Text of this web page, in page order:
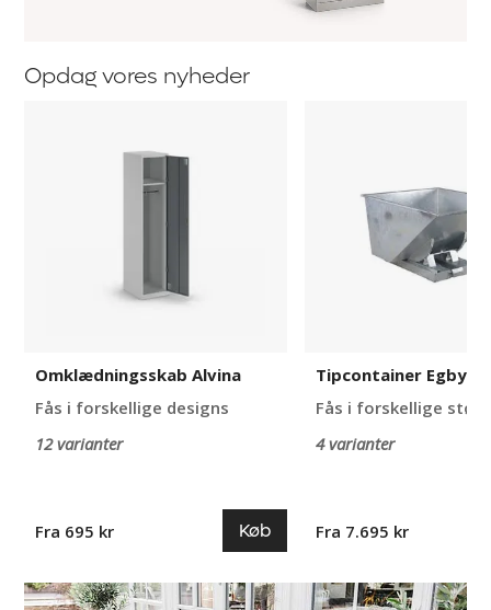
Opdag vores nyheder
Omklædningsskab Alvina
Fås i forskellige designs
12 varianter
Fra 695 kr Køb
Tipcontainer Egby
Fås i forskellige
4 varianter
Fra 7.695 kr